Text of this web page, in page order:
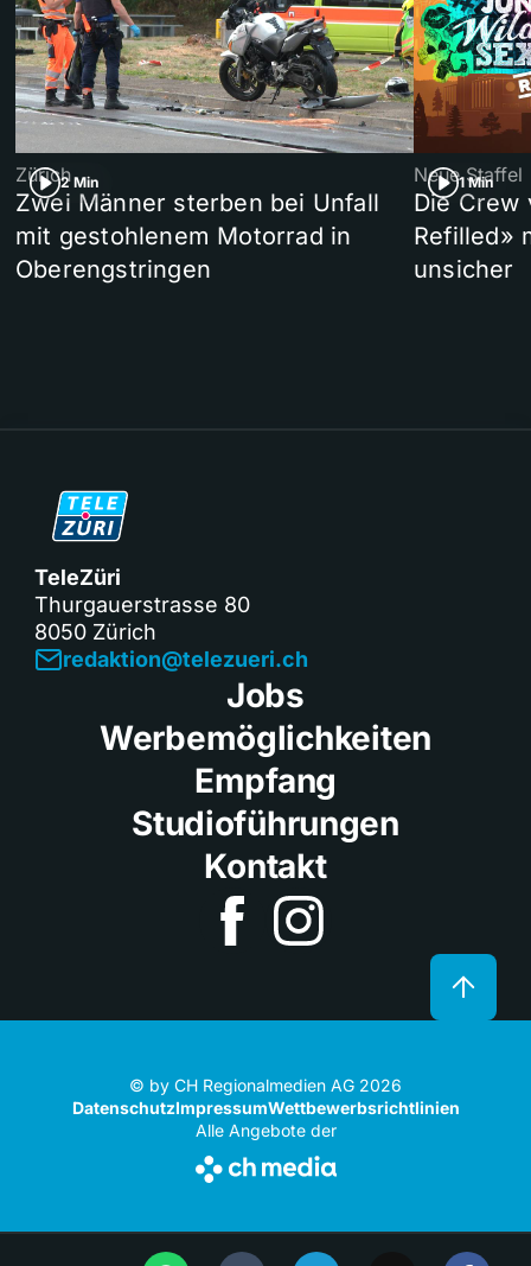
2 Min
Zürich
Zwei Männer sterben bei Unfall
mit gestohlenem Motorrad in
Oberengstringen
1 Min
Neue Staffel
Die Crew
Refilled»
unsicher
TeleZüri
Thurgauerstrasse 80
8050 Zürich
redaktion@telezueri.ch
Jobs
Werbemöglichkeiten
Empfang
Studioführungen
Kontakt
© by CH Regionalmedien AG 2026
DatenschutzImpressumWettbewerbsrichtlinien
Alle Angebote der